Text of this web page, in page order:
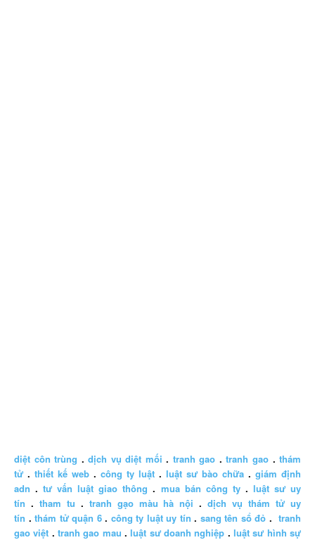
diệt côn trùng .dịch vụ diệt mối . tranh gao .tranh gao .thám
tử . thiết kế web . công ty luật . luật sư bào chữa . giám định
adn .tư vấn luật giao thông . mua bán công ty. luật sư uy
tín . tham tu . tranh gạo màu hà nội .dịch vụ thám tử uy
tín .thám tử quận 6. công ty luật uy tín . sang tên sổ đỏ .tranh
gao việt .tranh gao mau .luật sư doanh nghiệp .luật sư hình sự